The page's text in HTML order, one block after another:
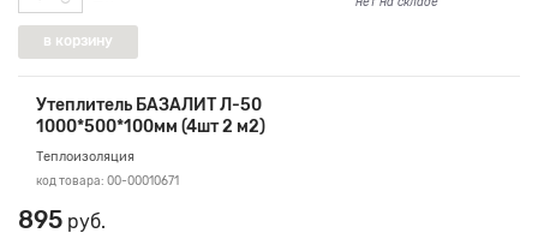
Утеплитель БАЗАЛИТ Л-50
1000*500*100мм (4шт 2 м2)
Теплоизоляция
код товара: 00-00010671
895 руб.